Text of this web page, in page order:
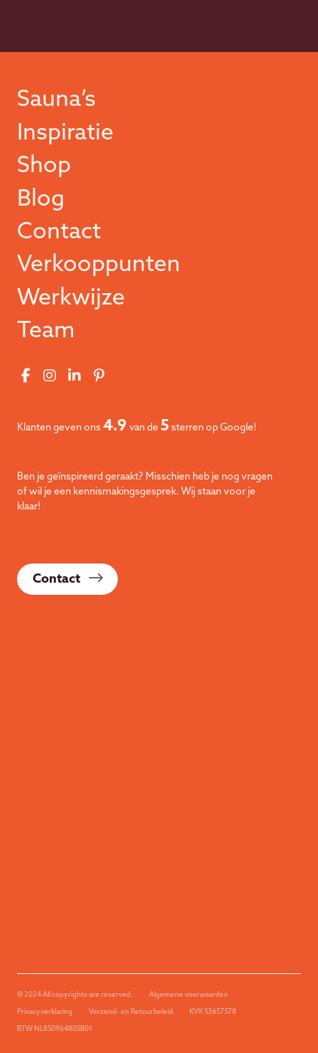
Sauna’s
Inspiratie
Shop
Blog
Contact
Verkooppunten
Werkwijze
Team
Klanten geven ons 4.9 van de 5 sterren op Google!
Ben je geïnspireerd geraakt? Misschien heb je nog vragen
of wil je een kennismakingsgesprek. Wij staan voor je
klaar!
Contact
© 2024 All copyrights are reserved. Algemene voorwaarden
Privacyverklaring Verzend- en Retourbeleid KVK 53657578
BTW NL850964805B01